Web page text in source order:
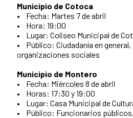
Municipio de Cotoca
• Fecha: Martes 7 de abril
• Hora: 19:00
• Lugar: Coliseo Municipal de
• Público: Ciudadanía en
organizaciones sociales
Municipio de Montero
• Fecha: Miércoles 8 de abril
• Horas: 17:30 y 19:00
• Lugar: Casa Municipal de
• Público: Funcionarios públicos,